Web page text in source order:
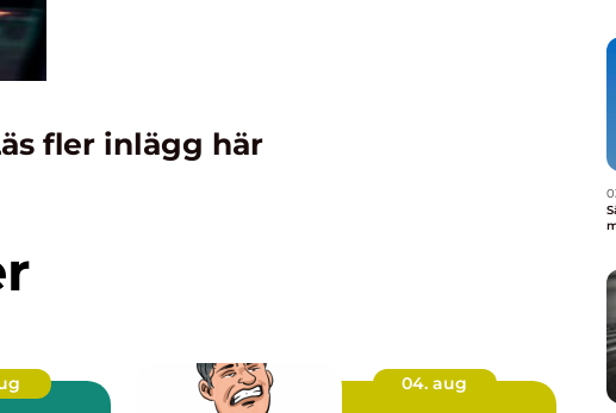
fler inlägg här
04. aug